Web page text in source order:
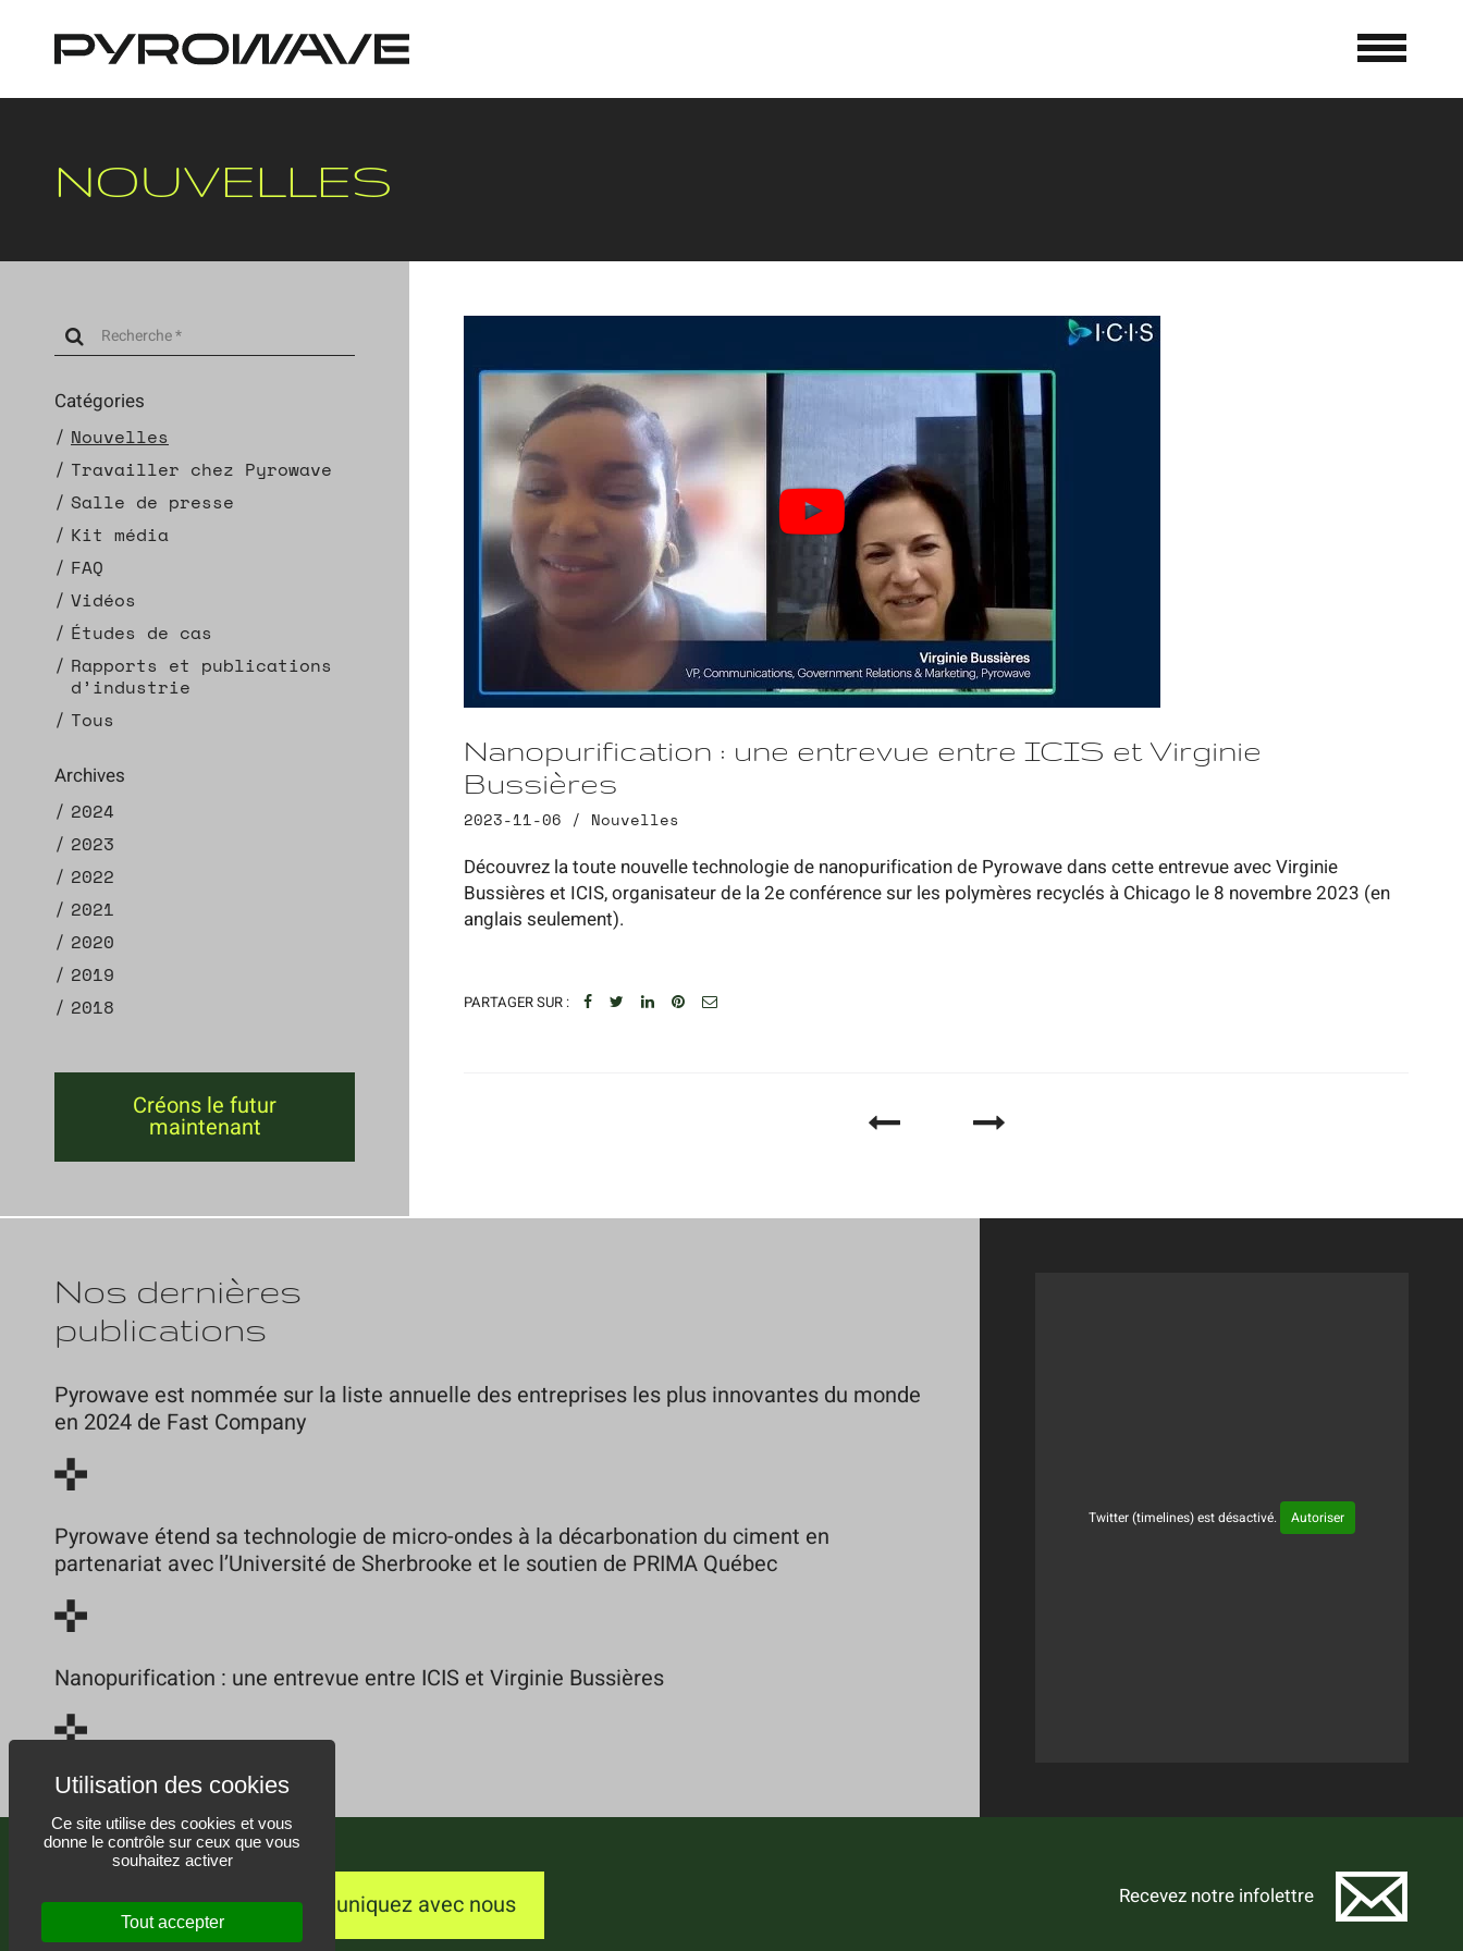
Ce site utilise des cookies et vous
donne le contrôle sur ceux que vous
souhaitez activer
Tout accepter
NOUVELLES
Catégories
Nouvelles
Travailler chez Pyrowave
Salle de presse
Kit média
FAQ
Vidéos
Études de cas
Rapports et publications
d’industrie
Tous
Archives
2024
2023
2022
2021
2020
2019
2018
Créons le futur
maintenant
Nanopurification : une entrevue entre ICIS et Virginie
Bussières
2023-11-06 / Nouvelles
Découvrez la toute nouvelle technologie de nanopurification de Pyrowave dans cette entrevue avec Virginie
Bussières et ICIS, organisateur de la 2e conférence sur les polymères recyclés à Chicago le 8 novembre 2023 (en
anglais seulement).
PARTAGER SUR :
Nos dernières
publications
Pyrowave est nommée sur la liste annuelle des entreprises les plus innovantes du monde
en 2024 de Fast Company
Pyrowave étend sa technologie de micro-ondes à la décarbonation du ciment en
partenariat avec l’Université de Sherbrooke et le soutien de PRIMA Québec
Nanopurification : une entrevue entre ICIS et Virginie Bussières
Twitter (timelines) est désactivé. Autoriser
Communiquez avec nous Recevez notre infolettre